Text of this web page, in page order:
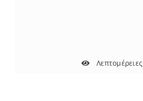
Λεπτομέρειες